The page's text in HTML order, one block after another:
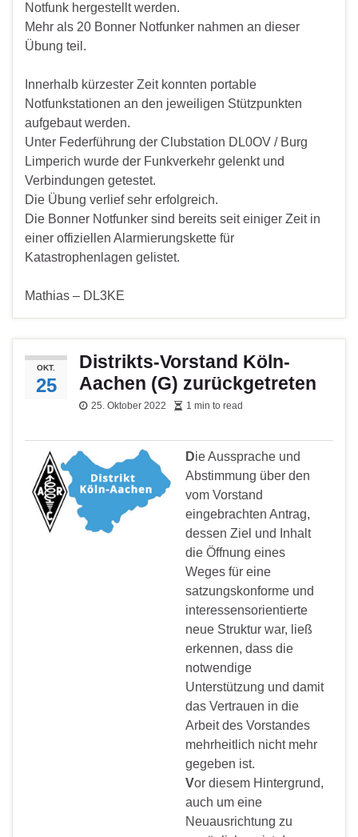
Notfunk hergestellt werden.
Mehr als 20 Bonner Notfunker nahmen an dieser
Übung teil.
Innerhalb kürzester Zeit konnten portable
Notfunkstationen an den jeweiligen Stützpunkten
aufgebaut werden.
Unter Federführung der Clubstation DL0OV / Burg
Limperich wurde der Funkverkehr gelenkt und
Verbindungen getestet.
Die Übung verlief sehr erfolgreich.
Die Bonner Notfunker sind bereits seit einiger Zeit in
einer offiziellen Alarmierungskette für
Katastrophenlagen gelistet.
Mathias – DL3KE
OKT.
25
Distrikts-Vorstand Köln-
Aachen (G) zurückgetreten
25. Oktober 2022 1 min to read
Die Aussprache und
Abstimmung über den
vom Vorstand
eingebrachten Antrag,
dessen Ziel und Inhalt
die Öffnung eines
Weges für eine
satzungskonforme und
interessensorientierte
neue Struktur war, ließ
erkennen, dass die
notwendige
Unterstützung und damit
das Vertrauen in die
Arbeit des Vorstandes
mehrheitlich nicht mehr
gegeben ist.
Vor diesem Hintergrund,
auch um eine
Neuausrichtung zu